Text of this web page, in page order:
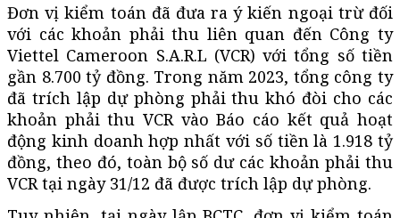
Đơn vị kiểm toán đã đưa ra ý kiến ngoại trừ đối
với các khoản phải thu liên quan đến Công ty
Viettel Cameroon S.A.R.L (VCR) với tổng số tiền
gần 8.700 tỷ đồng. Trong năm 2023, tổng công ty
đã trích lập dự phòng phải thu khó đòi cho các
khoản phải thu VCR vào Báo cáo kết quả hoạt
động kinh doanh hợp nhất với số tiền là 1.918 tỷ
đồng, theo đó, toàn bộ số dư các khoản phải thu
VCR tại ngày 31/12 đã được trích lập dự phòng.